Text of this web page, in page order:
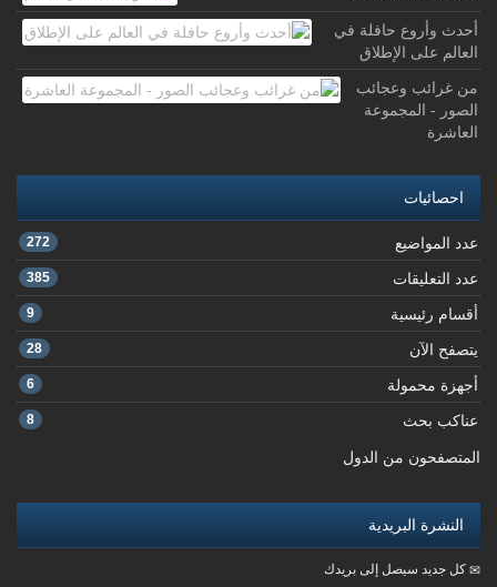
أحدث وأروع حافلة في
العالم على الإطلاق
من غرائب وعجائب
الصور - المجموعة
العاشرة
احصائيات
عدد المواضيع 272
عدد التعليقات 385
أقسام رئيسية 9
يتصفح الآن 28
أجهزة محمولة 6
عناكب بحث 8
المتصفحون من الدول
النشرة البريدية
كل جديد سيصل إلى بريدك